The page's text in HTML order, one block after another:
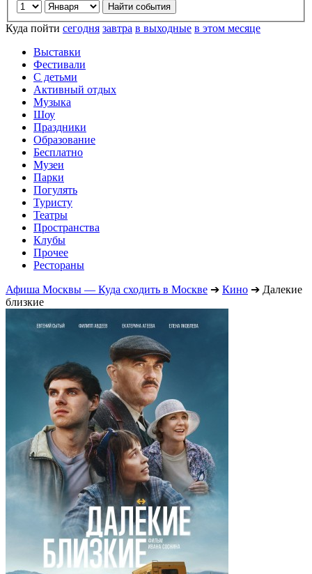
Куда пойти сегодня завтра в выходные в этом месяце
Выставки
Фестивали
С детьми
Активный отдых
Музыка
Шоу
Праздники
Образование
Бесплатно
Музеи
Парки
Погулять
Туристу
Театры
Пространства
Клубы
Прочее
Рестораны
Афиша Москвы — Куда сходить в Москве ➔ Кино ➔ Далекие
близкие